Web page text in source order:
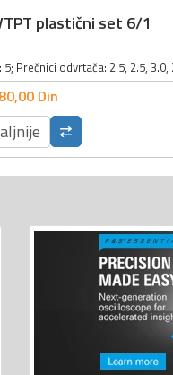
plastični set 6/1
00 Din